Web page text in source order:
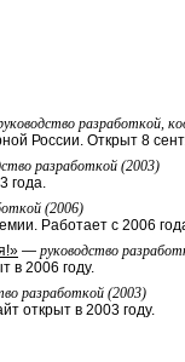
разработкой,
России. Открыт 8
разработкой (2003)
года.
(2006)
Работает с 2006
— руководство
в 2006 году.
разработкой (2003)
открыт в 2003 году.